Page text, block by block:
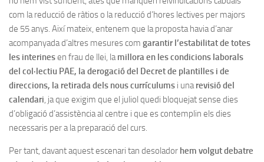
com la reducció de ràtios o la reducció d’hores lectives per majors
de 55 anys. Així mateix, entenem que la proposta havia d’anar
acompanyada d’altres mesures com garantir l’estabilitat de totes
les interinesen frau de llei, lamillora en les condicions laborals
del col·lectiu PAE, la derogació del Decret de plantilles i de
direccions, la retirada dels nous currículums i unarevisió del
calendari, ja que exigim que el juliol quedi bloquejat sense dies
d’obligació d’assistència al centre i que es contemplin els dies
necessaris per a la preparació del curs.
Per tant, davant aquest escenari tan desolador hem volgut debatre